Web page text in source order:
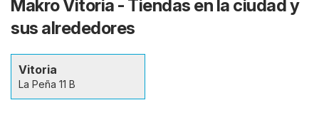
Makro Vitoria - Tiendas en la ciudad y
sus alrededores
Vitoria
La Peña 11 B